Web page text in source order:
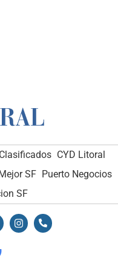
Clasificados CYD Litoral
SF Puerto Negocios
SF